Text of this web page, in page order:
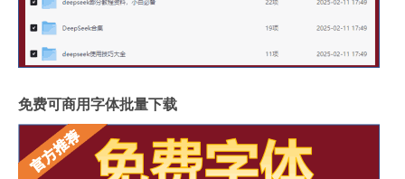
免费可商用字体批量下载